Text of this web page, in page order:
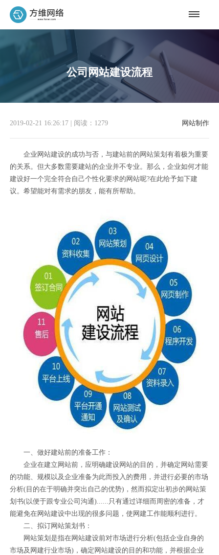
公司网站建设流程
网站制作
2019-02-21 16:26:17 阅读：1279
企业网站建设的成功与否，与建站前的网站策划有着极为重要
的关系。但大多数需要建站的企业并不专业。那么，企业如何才能
建设好一个完全符合自己个性化要求的网站呢?在此给予如下建
议。希望能对有需求的朋友，能有所帮助。
一、做好建站前的准备工作：
企业在建立网站前，应明确建设网站的目的，并确定网站需要
的功能、规模以及企业准备为此而投入的费用，并进行必要的市场
分析(目的在于明确并突出自己的优势)，然而拟定出初步的网站策
划书(以便于跟专业公司沟通)......只有通过详细而周密的准备，才
能避免在网站建设中出现的很多问题，使网建工作能顺利进行。
二、拟订网站策划书：
网站策划是指在网站建设前对市场进行分析(包括企业自身的
市场及网建行业市场)，确定网站建设的目的和功能，并根据企业